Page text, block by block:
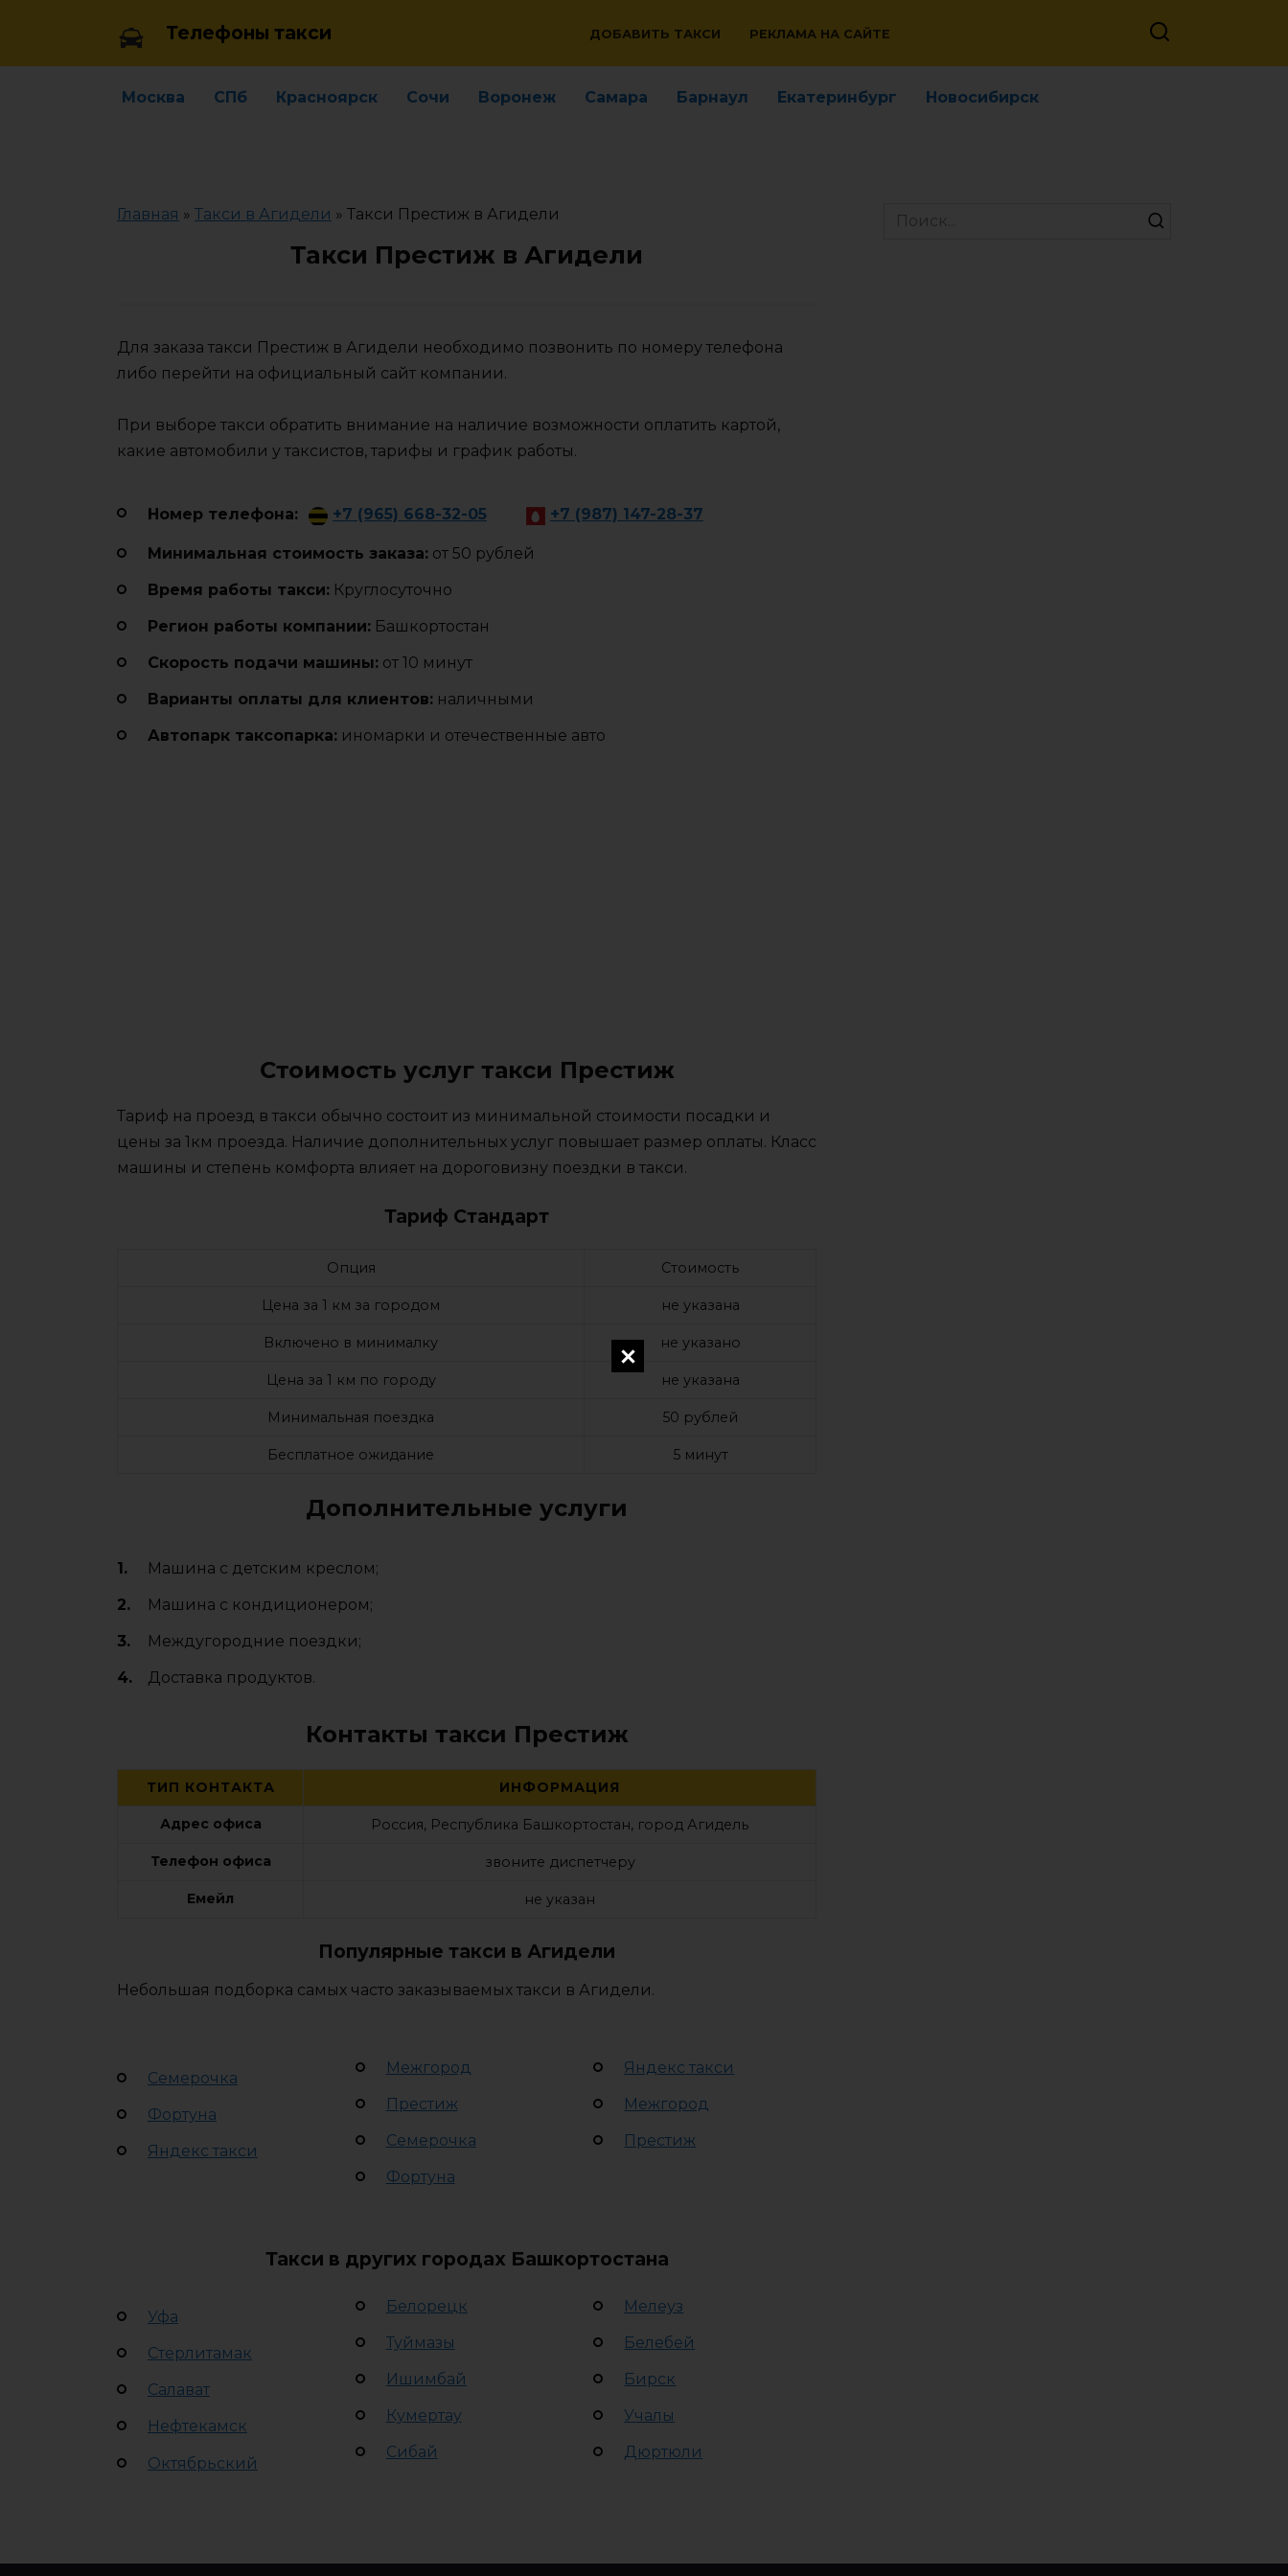
Телефоны такси ДОБАВИТЬ ТАКСИ РЕКЛАМА НА САЙТЕ
Москва СПб Красноярск Сочи Воронеж Самара Барнаул Екатеринбург Новосибирск
Главная » Такси в Агидели » Такси Престиж в Агидели
Такси Престиж в Агидели
Для заказа такси Престиж в Агидели необходимо позвонить по номеру телефона
либо перейти на официальный сайт компании.
При выборе такси обратить внимание на наличие возможности оплатить картой,
какие автомобили у таксистов, тарифы и график работы.
Номер телефона: +7 (965) 668-32-05 +7 (987) 147-28-37
Минимальная стоимость заказа: от 50 рублей
Время работы такси: Круглосуточно
Регион работы компании: Башкортостан
Cкорость подачи машины: от 10 минут
Варианты оплаты для клиентов: наличными
Автопарк таксопарка: иномарки и отечественные авто
Стоимость услуг такси Престиж
Тариф на проезд в такси обычно состоит из минимальной стоимости посадки и
цены за 1км проезда. Наличие дополнительных услуг повышает размер оплаты. Класс
машины и степень комфорта влияет на дороговизну поездки в такси.
Тариф Стандарт
Опция Стоимость
Цена за 1 км за городом не указана
Включено в минималку не указано
Цена за 1 км по городу не указана
Минимальная поездка 50 рублей
Бесплатное ожидание 5 минут
Дополнительные услуги
Машина с детским креслом;
Машина с кондиционером;
Междугородние поездки;
Доставка продуктов.
Контакты такси Престиж
ТИП КОНТАКТА ИНФОРМАЦИЯ
Адрес офиса Россия, Республика Башкортостан, город Агидель
Телефон офиса звоните диспетчеру
Емейл не указан
Популярные такси в Агидели
Небольшая подборка самых часто заказываемых такси в Агидели.
Семерочка
Фортуна
Яндекс такси
Межгород
Престиж
Семерочка
Фортуна
Яндекс такси
Межгород
Престиж
Такси в других городах Башкортостана
Уфа
Стерлитамак
Салават
Нефтекамск
Октябрьский
Белорецк
Туймазы
Ишимбай
Кумертау
Сибай
Мелеуз
Белебей
Бирск
Учалы
Дюртюли
Search